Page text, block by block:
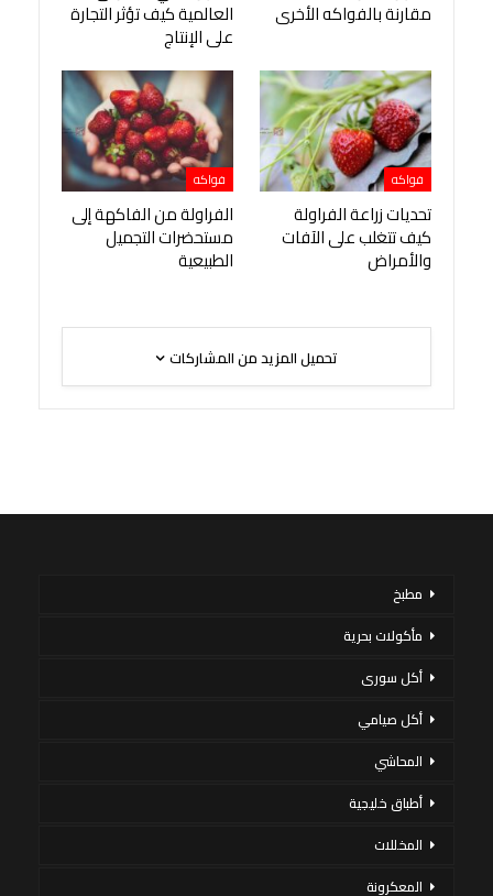
مقارنة بالفواكه الأخرى العالمية كيف تؤثر التجارة
على الإنتاج
فواكه
تحديات زراعة الفراولة
كيف تتغلب على الآفات
والأمراض
فواكه
الفراولة من الفاكهة إلى
مستحضرات التجميل
الطبيعية
تحميل المزيد من المشاركات
مطبخ
مأكولات بحرية
أكل سورى
أكل صيامي
المحاشي
أطباق خليجية
المخللات
المعكرونة